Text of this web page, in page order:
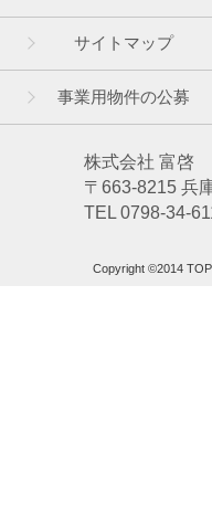
サイトマップ
株式会社 富啓
〒663-8215 兵
TEL 0798-34-
事業用物件の公募
Copyright ©2014